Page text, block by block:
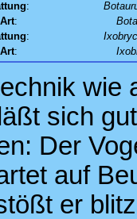
:
Art:
:
Art:
wie
sich
Der
auf
er